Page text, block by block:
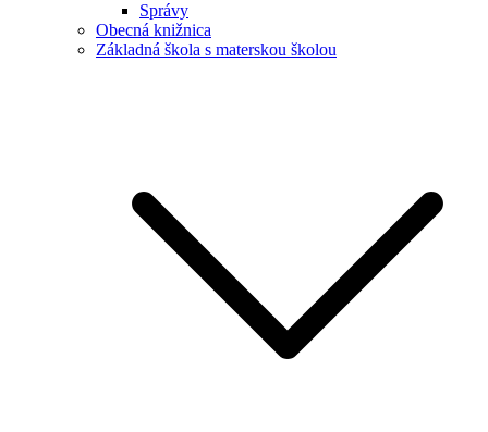
Správy
Obecná knižnica
Základná škola s materskou školou